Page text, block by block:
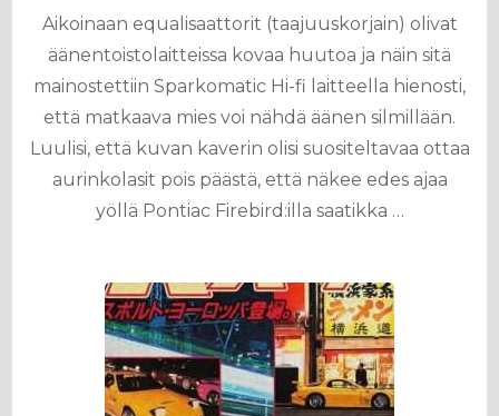
Aikoinaan equalisaattorit (taajuuskorjain) olivat
äänentoistolaitteissa kovaa huutoa ja näin sitä
mainostettiin Sparkomatic Hi-fi laitteella hienosti,
että matkaava mies voi nähdä äänen silmillään.
Luulisi, että kuvan kaverin olisi suositeltavaa ottaa
aurinkolasit pois päästä, että näkee edes ajaa
yöllä Pontiac Firebird:illa saatikka …